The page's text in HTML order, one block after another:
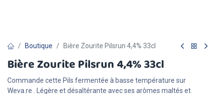
Boutique Bière Zourite Pilsrun 4,4% 33cl
Bière Zourite Pilsrun 4,4% 33cl
Commande cette Pils fermentée à basse température sur
Weva.re . Légère et désaltérante avec ses arômes maltés et